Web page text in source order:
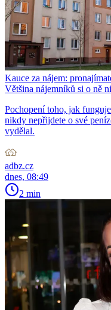
Kauce za nájem:
Většina nájemníků si o ně
Pochopení toho, jak
nikdy nepřijdete o své
vydělal.
adbz.cz
dnes, 08:49
2 min